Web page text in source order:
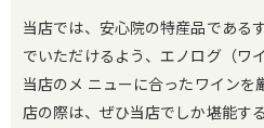
当店では、安心院の特産品である
でいただけるよう、エノログ（ワ
当店のメ ニューに合ったワイン
店の際は、ぜひ当店でしか堪能す